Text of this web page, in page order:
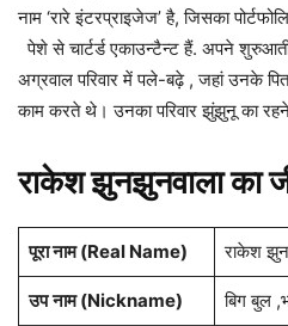
नाम ‘रारे इंटरप्राइजेज’ है, जिसका
पेशे से चार्टर्ड एकाउन्टैन्ट हैं. अपने
अग्रवाल परिवार में पले-बढ़े , जहां उनके
काम करते थे। उनका परिवार झुंझुनू का रहने
राकेश झुनझुनवाला का
पूरा नाम (Real Name) राकेश
उप नाम (Nickname) बिग बुल